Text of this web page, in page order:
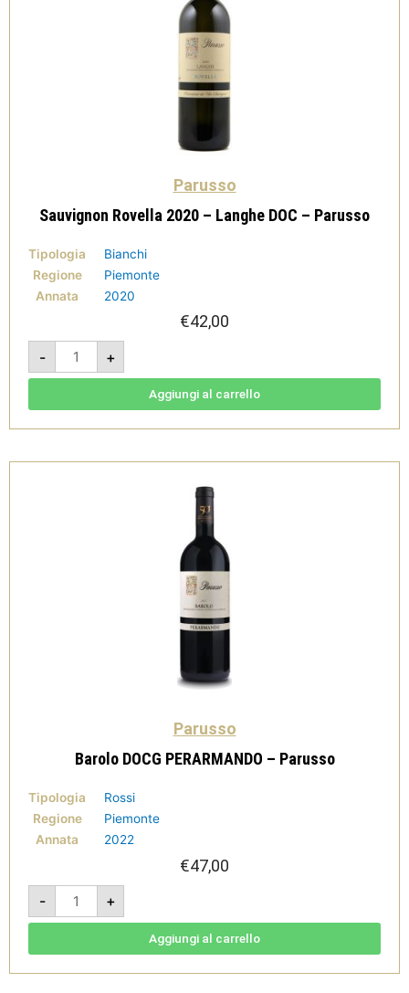
Parusso
Sauvignon Rovella 2020 – Langhe DOC – Parusso
Tipologia
Bianchi
Regione
Piemonte
Annata
2020
€42,00
-
Sauvignon
Rovella
2020
-
Parusso
+
Aggiungi al carrello
Parusso
Barolo DOCG PERARMANDO – Parusso
Tipologia
Rossi
Regione
Piemonte
Annata
2022
€47,00
-
Barolo
DOCG
PERARMANDO
-
+
Aggiungi al carrello